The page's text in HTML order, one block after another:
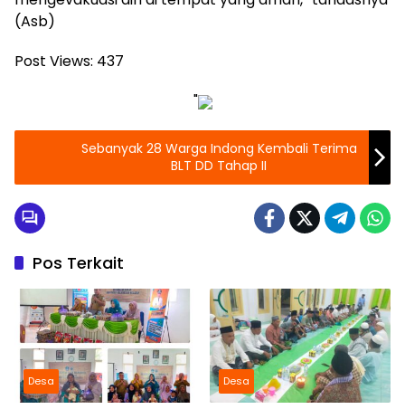
(Asb)
Post Views: 437
"
Sebanyak 28 Warga Indong Kembali Terima
BLT DD Tahap II
Pos Terkait
Desa Desa